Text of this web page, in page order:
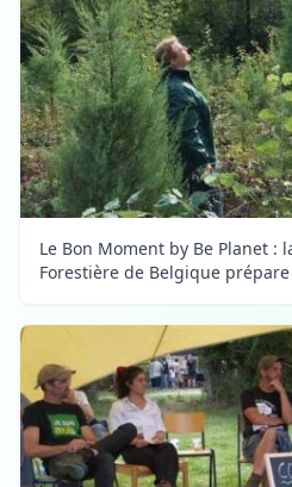
Le Bon Moment by Be Planet :
Forestière de Belgique